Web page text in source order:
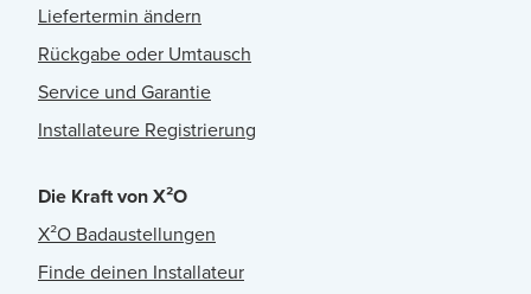
Liefertermin ändern
Rückgabe oder Umtausch
Service und Garantie
Installateure Registrierung
Die Kraft von X²O
X²O Badaustellungen
Finde deinen Installateur